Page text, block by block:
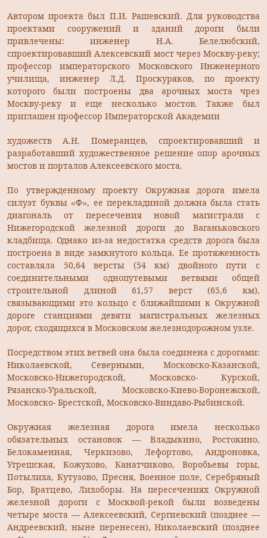
Автором проекта был П.И. Рашевский. Для руководства
проектами сооружений и зданий дороги были
привлечены: инженер Н.А. Белелюбский,
спроектировавший Алексевский мост через Москву-реку;
профессор императорского Московского Инженерного
училища, инженер Л.Д. Проскуряков, по проекту
которого были построены два арочных моста чрез
Москву-реку и еще несколько мостов. Также был
приглашен профессор Императорской Академии
художеств А.Н. Померанцев, спроектировавший и
разработавший художественное решение опор арочных
мостов и порталов Алексеевского моста.
По утвержденному проекту Окружная дорога имела
силуэт буквы «Ф», ее перекладиной должна была стать
диагональ от пересечения новой магистрали с
Нижегородской железной дороги до Ваганьковского
кладбища. Однако из-за недостатка средств дорога была
построена в виде замкнутого кольца. Ее протяженность
составляла 50,64 версты (54 км) двойного пути с
соединительными однопутевыми ветвями общей
строительной длиной 61,57 верст (65,6 км),
связывающими это кольцо с ближайшими к Окружной
дороге станциями девяти магистральных железных
дорог, сходящихся в Московском железнодорожном узле.
Посредством этих ветвей она была соединена с дорогами:
Николаевской, Северными, Московско-Казанской,
Московско-Нижегородской, Московско- Курской,
Рязанско-Уральской, Московско-Киево-Воронежской,
Московско- Брестской, Московско-Виндаво-Рыбинской.
Окружная железная дорога имела несколько
обязательных остановок — Владыкино, Ростокино,
Белокаменная, Черкизово, Лефортово, Андроновка,
Угрешская, Кожухово, Канатчиково, Воробьевы горы,
Потылиха, Кутузово, Пресня, Военное поле, Серебряный
Бор, Братцево, Лихоборы. На пересечениях Окружной
железной дороги с Москвой-рекой были возведены
четыре моста — Алексеевский, Сергиевский (позднее —
Андреевский, ныне перенесен), Николаевский (позднее